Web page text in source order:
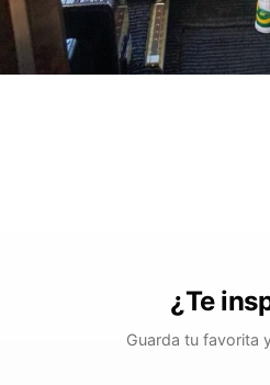
¿Te
Guarda tu favorita